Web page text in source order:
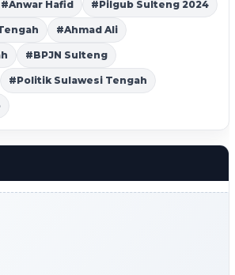
Hafid #Pilgub Sulteng 2024
#Ahmad Ali
#BPJN Sulteng
#Politik Sulawesi Tengah